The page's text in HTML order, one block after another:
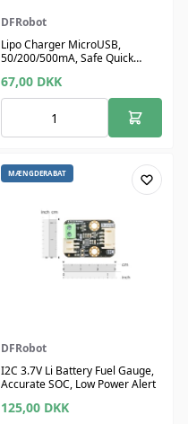
DFRobot
Lipo Charger MicroUSB,
50/200/500mA, Safe Quick
67,00 DKK
MÆNGDERABAT
DFRobot
I2C 3.7V Li Battery Fuel Gauge,
Accurate SOC, Low Power Alert
125,00 DKK